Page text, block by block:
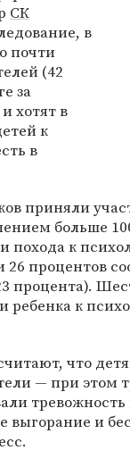
СК
в
почти
(42
за
хотят в
к
в
приняли
больше
похода к
процентов
процента).
к
что
— при этом
тревожность
выгорание и